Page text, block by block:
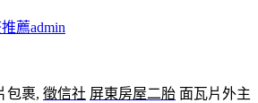
薦admin
包裹, 徵信社 屏東房屋二胎 面瓦片外主